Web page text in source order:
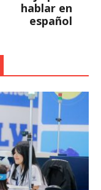
hablar en
español